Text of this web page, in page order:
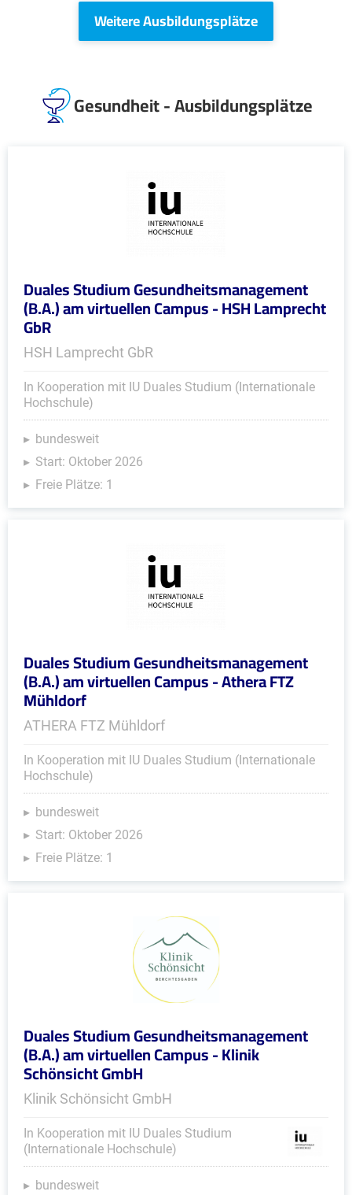
Weitere Ausbildungsplätze
Gesundheit - Ausbildungsplätze
Duales Studium Gesundheitsmanagement
(B.A.) am virtuellen Campus - HSH Lamprecht
GbR
HSH Lamprecht GbR
In Kooperation mit IU Duales Studium (Internationale
Hochschule)
bundesweit
Start: Oktober 2026
Freie Plätze: 1
Duales Studium Gesundheitsmanagement
(B.A.) am virtuellen Campus - Athera FTZ
Mühldorf
ATHERA FTZ Mühldorf
In Kooperation mit IU Duales Studium (Internationale
Hochschule)
bundesweit
Start: Oktober 2026
Freie Plätze: 1
Duales Studium Gesundheitsmanagement
(B.A.) am virtuellen Campus - Klinik
Schönsicht GmbH
Klinik Schönsicht GmbH
In Kooperation mit IU Duales Studium
(Internationale Hochschule)
bundesweit